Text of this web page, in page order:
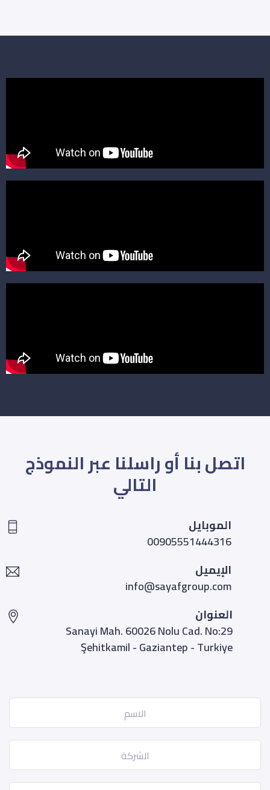
اتصل بنا أو راسلنا عبر النموذج
التالي
الموبايل
00905551444316
الإيميل
info@sayafgroup.com
العنوان
Sanayi Mah. 60026 Nolu Cad. No:29
Şehitkamil - Gaziantep - Turkiye